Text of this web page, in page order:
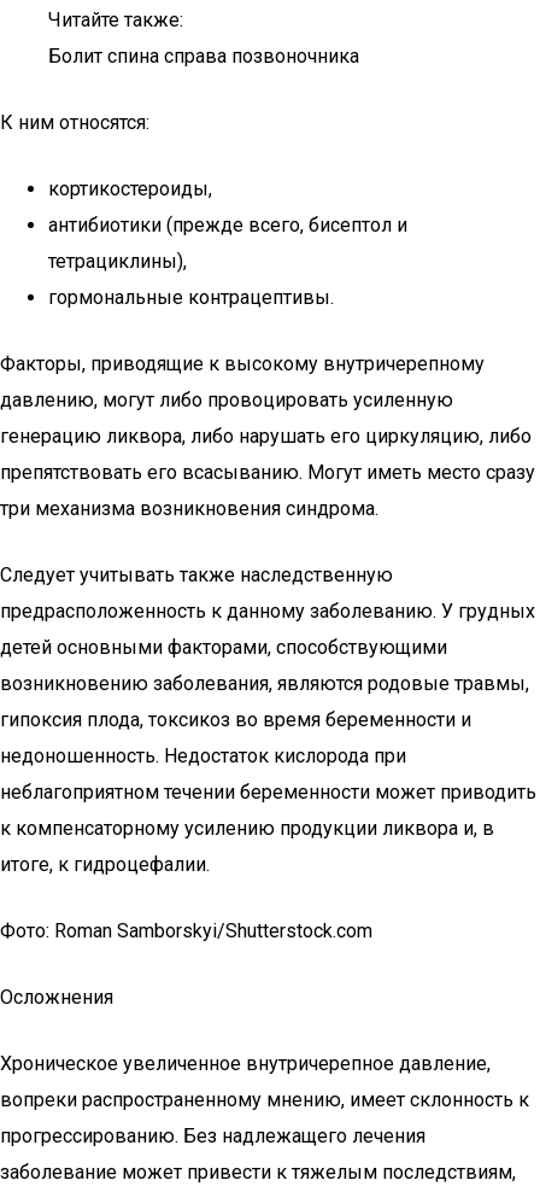
Читайте также:
Болит спина справа позвоночника
К ним относятся:
кортикостероиды,
антибиотики (прежде всего, бисептол и
тетрациклины),
гормональные контрацептивы.
Факторы, приводящие к высокому внутричерепному
давлению, могут либо провоцировать усиленную
генерацию ликвора, либо нарушать его циркуляцию, либо
препятствовать его всасыванию. Могут иметь место сразу
три механизма возникновения синдрома.
Следует учитывать также наследственную
предрасположенность к данному заболеванию. У грудных
детей основными факторами, способствующими
возникновению заболевания, являются родовые травмы,
гипоксия плода, токсикоз во время беременности и
недоношенность. Недостаток кислорода при
неблагоприятном течении беременности может приводить
к компенсаторному усилению продукции ликвора и, в
итоге, к гидроцефалии.
Фото: Roman Samborskyi/Shutterstock.com
Осложнения
Хроническое увеличенное внутричерепное давление,
вопреки распространенному мнению, имеет склонность к
прогрессированию. Без надлежащего лечения
заболевание может привести к тяжелым последствиям,